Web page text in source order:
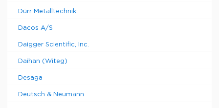
Dürr Metalltechnik
Dacos A/S
Daigger Scientific, Inc.
Daihan (Witeg)
Desaga
Deutsch & Neumann